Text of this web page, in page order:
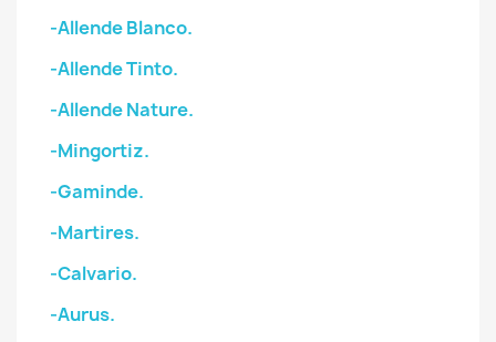
-Allende Blanco.
-Allende Tinto.
-Allende Nature.
-Mingortiz.
-Gaminde.
-Martires.
-Calvario.
-Aurus.